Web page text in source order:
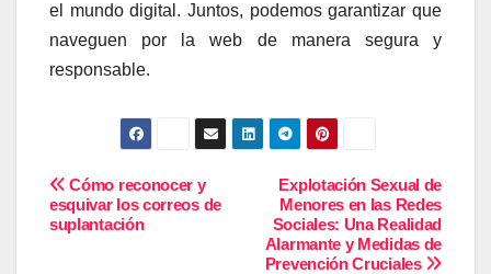
el mundo digital. Juntos, podemos garantizar que
naveguen por la web de manera segura y
responsable.
Navegación
de
Explotación Sexual de
Menores en las Redes
Sociales: Una Realidad
Alarmante y Medidas de
Prevención Cruciales
Cómo reconocer y
esquivar los correos de
suplantación